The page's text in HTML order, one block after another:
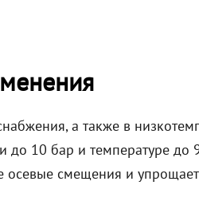
а также в
10 бар и температуре до
осевые смещения и